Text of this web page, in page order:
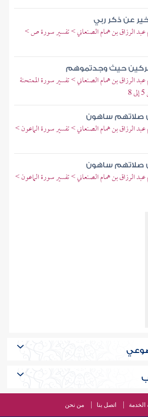
عن ذكر ربي
عبد الرزاق بن همام الصنعاني > تفسير سورة ص >
حيث وجدتموهم
عبد الرزاق بن همام الصنعاني > تفسير سورة الممتحنة
صلاتهم ساهون
عبد الرزاق بن همام الصنعاني > تفسير سورة الماعون >
صلاتهم ساهون
عبد الرزاق بن همام الصنعاني > تفسير سورة الماعون >
الخدمة اتصل بنا من نحن